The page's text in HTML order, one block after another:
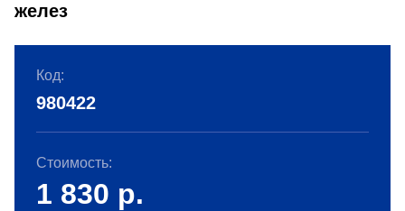
желез
Код:
980422
Стоимость:
1 830 р.